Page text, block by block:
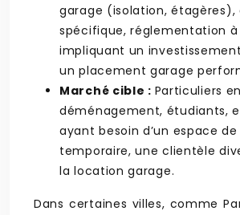
garage (isolation, étagères),
spécifique, réglementation
impliquant un
un placement garage
Marché cible : Particuliers en
déménagement, étudiants,
ayant besoin d’un espace
temporaire, une clientèle
la location garage.
Dans certaines villes, comme